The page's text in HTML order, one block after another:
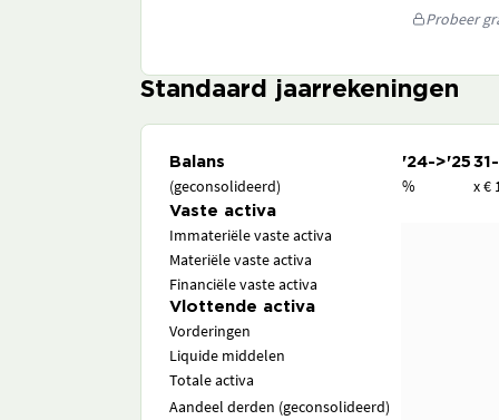
Probeer
Standaard jaarrekeningen
Balans '24->'25
(geconsolideerd) % x €
Vaste activa
Immateriële vaste activa
Materiële vaste activa
Financiële vaste activa
Vlottende activa
Vorderingen
Liquide middelen
Totale activa
Aandeel derden (geconsolideerd)